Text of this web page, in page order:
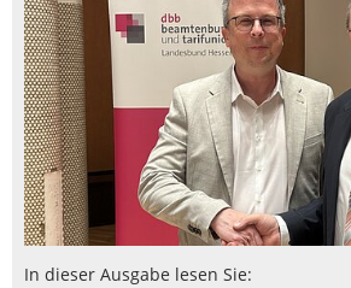
In dieser Ausgabe lesen Sie: